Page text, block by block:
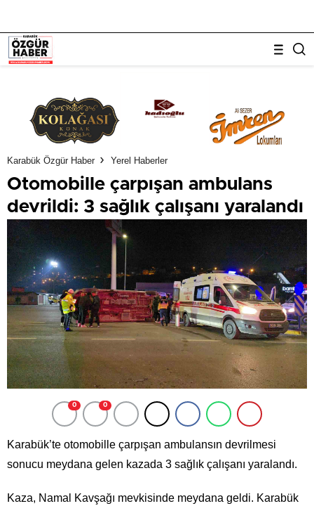
Karabük Özgür Haber Yerel Haberler
Otomobille çarpışan ambulans
devrildi: 3 sağlık çalışanı yaralandı
0 0
Karabük’te otomobille çarpışan ambulansın devrilmesi
sonucu meydana gelen kazada 3 sağlık çalışanı yaralandı.
Kaza, Namal Kavşağı mevkisinde meydana geldi. Karabük